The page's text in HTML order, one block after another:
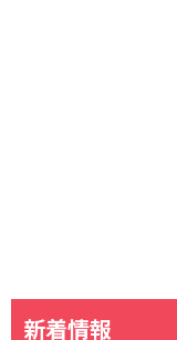
新着情報